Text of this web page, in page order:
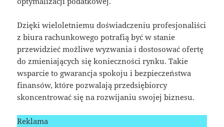
Dzięki wieloletniemu doświadczeniu profesjonaliści
z biura rachunkowego potrafią być w stanie
przewidzieć możliwe wyzwania i dostosować ofertę
do zmieniających się konieczności rynku. Takie
wsparcie to gwarancja spokoju i bezpieczeństwa
finansów, które pozwalają przedsiębiorcy
skoncentrować się na rozwijaniu swojej biznesu.
Reklama